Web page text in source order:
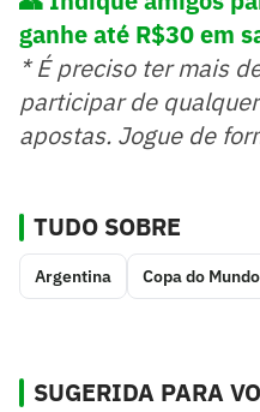
ganhe até R$30 em
* É preciso ter mais
participar de
apostas. Jogue de
TUDO SOBRE
Argentina Copa do Mundo
SUGERIDA PARA